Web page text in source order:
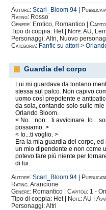
Autore: Scarl_Bloom 94
Rating: Rosso
Genere: Erotico, Romantico |
Tipo di coppia: Het |
Note:AU,
Personaggi: Altri, Nuovo
Categoria: Fanfic su attori >
Guardia del corpo
Lui mi guardava da lontano
stessa sul palco. Non capivo
uomo così prepotente e
da sola, contando solo sulle
Orlando Bloom.
< No…non…ti avvicinare.
possiamo. >
< Io...ti voglio. >
Era la mia guardia del corpo,
un mio dipendente e non come
potevo fare più niente per
di lui.
Autore: Scarl_Bloom 94
Rating:Arancione
Genere: Romantico | Capitoli: 1 -
Tipo di coppia: Het |
Note:AU |
Personaggi: Altri